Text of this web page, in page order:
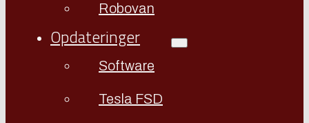
Robovan
Opdateringer
Software
Tesla FSD